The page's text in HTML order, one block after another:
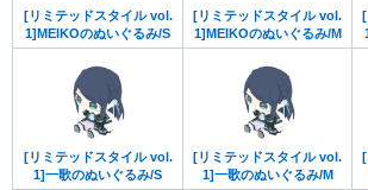
[リミテッドスタイル vol.
1]MEIKOのぬいぐるみ/S
[リミテッドスタイル vol.
1]MEIKOのぬいぐるみ/M
[リミテッドスタイル vol.
1]一歌のぬいぐるみ/S
[リミテッドスタイル vol.
1]一歌のぬいぐるみ/M